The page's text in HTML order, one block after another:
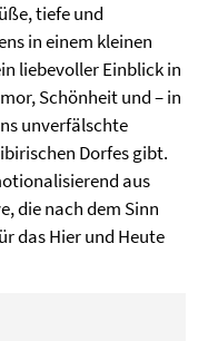
tiefe und
in einem kleinen
liebevoller Einblick in
Schönheit und – in
unverfälschte
Dorfes gibt.
aus
die nach dem Sinn
das Hier und Heute